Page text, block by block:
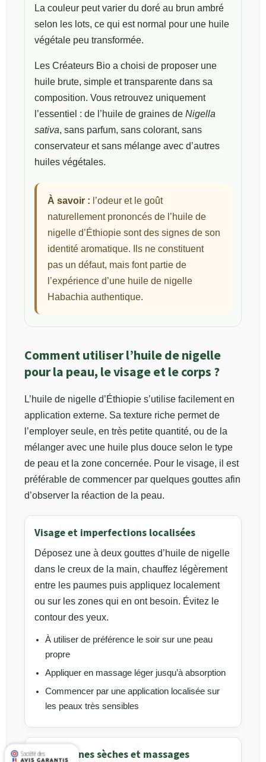
La couleur peut varier du doré au brun ambré
selon les lots, ce qui est normal pour une huile
végétale peu transformée.
Les Créateurs Bio a choisi de proposer une
huile brute, simple et transparente dans sa
composition. Vous retrouvez uniquement
l’essentiel : de l’huile de graines de Nigella
sativa, sans parfum, sans colorant, sans
conservateur et sans mélange avec d’autres
huiles végétales.
À savoir : l’odeur et le goût
naturellement prononcés de l’huile de
nigelle d’Éthiopie sont des signes de son
identité aromatique. Ils ne constituent
pas un défaut, mais font partie de
l’expérience d’une huile de nigelle
Habachia authentique.
Comment utiliser l’huile de nigelle
pour la peau, le visage et le corps ?
L’huile de nigelle d’Éthiopie s’utilise facilement en
application externe. Sa texture riche permet de
l’employer seule, en très petite quantité, ou de la
mélanger avec une huile plus douce selon le type
de peau et la zone concernée. Pour le visage, il est
préférable de commencer par quelques gouttes afin
d’observer la réaction de la peau.
Visage et imperfections localisées
Déposez une à deux gouttes d’huile de nigelle
dans le creux de la main, chauffez légèrement
entre les paumes puis appliquez localement
ou sur les zones qui en ont besoin. Évitez le
contour des yeux.
À utiliser de préférence le soir sur une peau
propre
Appliquer en massage léger jusqu’à absorption
Commencer par une application localisée sur
les peaux très sensibles
Corps, zones sèches et massages